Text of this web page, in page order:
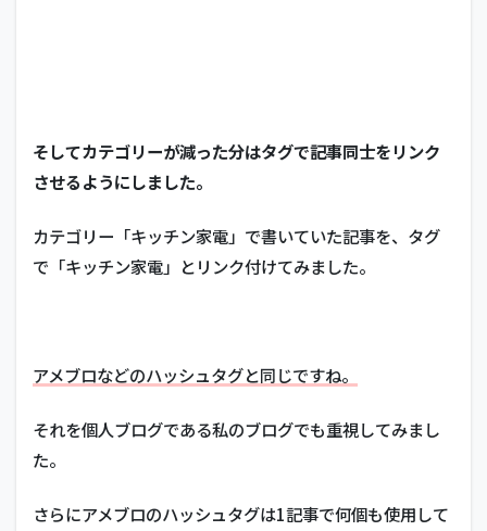
そしてカテゴリーが減った分はタグで記事同士をリンク
させるようにしました。
カテゴリー「キッチン家電」で書いていた記事を、タグ
で「キッチン家電」とリンク付けてみました。
アメブロなどのハッシュタグと同じですね。
それを個人ブログである私のブログでも重視してみまし
た。
さらにアメブロのハッシュタグは1記事で何個も使用して